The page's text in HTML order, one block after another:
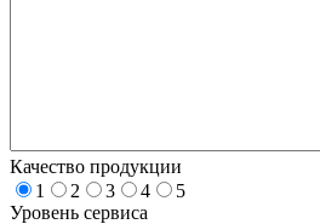
Качество продукции
1
2 3 4
5
Уровень сервиса